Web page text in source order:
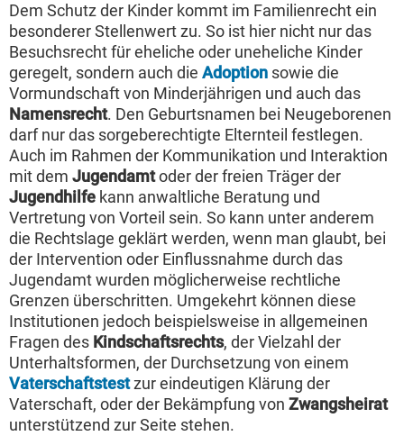
Dem Schutz der Kinder kommt im Familienrecht ein
besonderer Stellenwert zu. So ist hier nicht nur das
Besuchsrecht für eheliche oder uneheliche Kinder
geregelt, sondern auch die Adoption sowie die
Vormundschaft von Minderjährigen und auch das
Namensrecht. Den Geburtsnamen bei Neugeborenen
darf nur das sorgeberechtigte Elternteil festlegen.
Auch im Rahmen der Kommunikation und Interaktion
mit dem Jugendamtoder der freien Träger der
Jugendhilfe kann anwaltliche Beratung und
Vertretung von Vorteil sein. So kann unter anderem
die Rechtslage geklärt werden, wenn man glaubt, bei
der Intervention oder Einflussnahme durch das
Jugendamt wurden möglicherweise rechtliche
Grenzen überschritten. Umgekehrt können diese
Institutionen jedoch beispielsweise in allgemeinen
Fragen des Kindschaftsrechts, der Vielzahl der
Unterhaltsformen, der Durchsetzung von einem
Vaterschaftstestzur eindeutigen Klärung der
Vaterschaft, oder der Bekämpfung von Zwangsheirat
unterstützend zur Seite stehen.